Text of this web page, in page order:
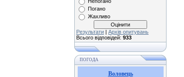
Погано
Жахливо
Результати | Архів опитувань
Всього відповідей: 933
ПОГОДА
Воловець